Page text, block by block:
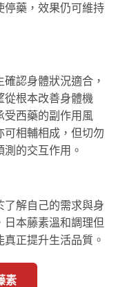
停藥，效果仍可維持
認身體狀況適合，
從根本改善身體機
西藥的副作用風
可相輔相成，但切勿
的交互作用。
了解自己的需求與身
本藤素溫和調理但
正提升生活品質。
素